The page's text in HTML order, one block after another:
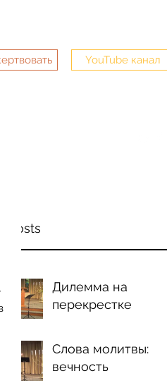
YouTube канал
Posts
Дилемма на
перекрестке
Слова молитвы:
вечность